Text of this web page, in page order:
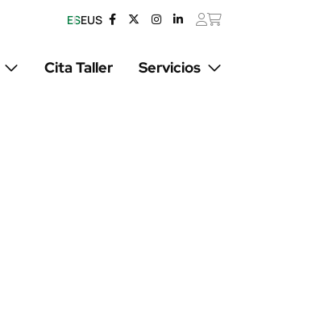
ESEUS
Cita Taller Servicios